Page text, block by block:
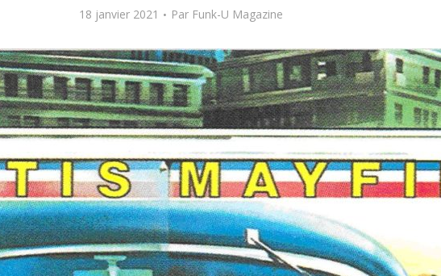
18 janvier 2021 Par Funk-U Magazine